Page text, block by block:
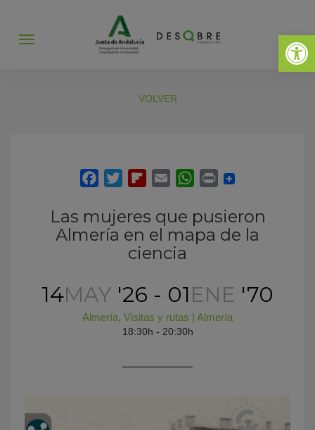
Abrir
Abrir
VOLVER
Las mujeres que pusieron
Almería en el mapa de la
ciencia
14MAY '26 - 01ENE '70
Almería, Visitas y rutas | Almería
18:30h - 20:30h